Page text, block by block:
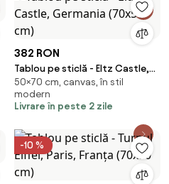
382 RON
Tablou pe sticlă - Eltz Castle,
Germania (70x50 cm)
50×70 cm, canvas, în stil
modern
Livrare în peste 2 zile
-10 %